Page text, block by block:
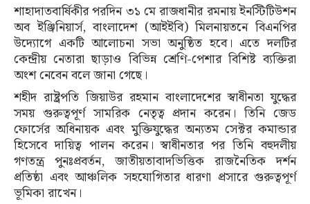
শাহাদাতবার্ষিকীর পরদিন ৩১ মে রাজধানীর রমনায় ইনস্টিটিউশন
অব ইঞ্জিনিয়ার্স, বাংলাদেশ (আইইবি) মিলনায়তনে বিএনপির
উদ্যোগে একটি আলোচনা সভা অনুষ্ঠিত হবে। এতে দলটির
কেন্দ্রীয় নেতারা ছাড়াও বিভিন্ন শ্রেণি-পেশার বিশিষ্ট ব্যক্তিরা
অংশ নেবেন বলে জানা গেছে।
শহীদ রাষ্ট্রপতি জিয়াউর রহমান বাংলাদেশের স্বাধীনতা যুদ্ধের
সময় গুরুত্বপূর্ণ সামরিক নেতৃত্ব প্রদান করেন। তিনি জেড
ফোর্সের অধিনায়ক এবং মুক্তিযুদ্ধের অন্যতম সেক্টর কমান্ডার
হিসেবে দায়িত্ব পালন করেন। স্বাধীনতার পর তিনি বহুদলীয়
গণতন্ত্র পুনঃপ্রবর্তন, জাতীয়তাবাদভিত্তিক রাজনৈতিক দর্শন
প্রতিষ্ঠা এবং আঞ্চলিক সহযোগিতার ধারণা প্রসারে গুরুত্বপূর্ণ
ভূমিকা রাখেন।